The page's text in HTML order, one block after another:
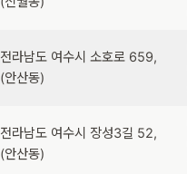
전라남도 여수시 소호로 659,
(안산동)
전라남도 여수시 장성3길 52,
(안산동)